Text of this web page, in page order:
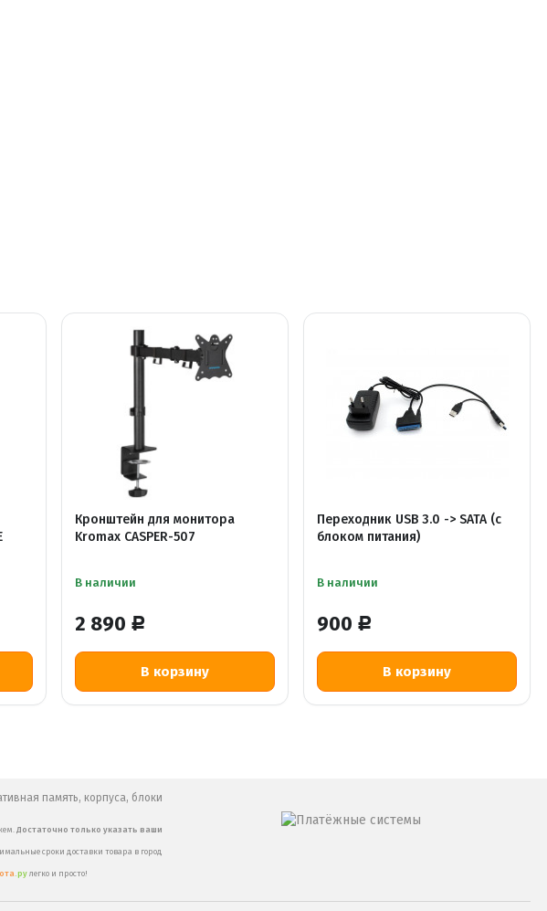
Кронштейн для монитора
Kromax CASPER-507
В наличии
2 890 Р
В корзину
Переходник USB 3.0 -> SATA (с
блоком питания)
В наличии
900 Р
В корзину
память, корпуса, блоки
Достаточно только указать ваши
сроки доставки товара в город
.ру легко и просто!